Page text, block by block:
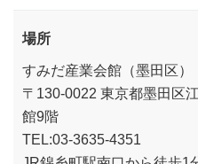
場所
すみだ産業会館（墨田区
〒130-0022 東京都墨田区
館9階
TEL:03-3635-4351